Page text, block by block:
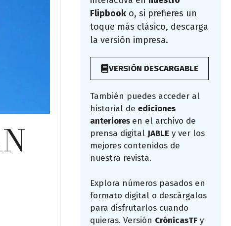
Flipbook o, si prefieres un
toque más clásico, descarga
la versión impresa.
VERSIÓN DESCARGABLE
También puedes acceder al
historial de ediciones
anteriores en el archivo de
prensa digital JABLE y ver los
mejores contenidos de
nuestra revista.
Explora números pasados en
formato digital o descárgalos
para disfrutarlos cuando
quieras. Versión CrónicasTF y